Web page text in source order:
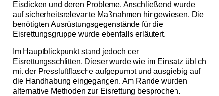
Eisdicken und deren Probleme. Anschließend wurde
auf sicherheitsrelevante Maßnahmen hingewiesen. Die
benötigten Ausrüstungsgegenstände für die
Eisrettungsgruppe wurde ebenfalls erläutert.
Im Hauptblickpunkt stand jedoch der
Eisrettungsschlitten. Dieser wurde wie im Einsatz üblich
mit der Pressluftflasche aufgepumpt und ausgiebig auf
die Handhabung eingegangen. Am Rande wurden
alternative Methoden zur Eisrettung besprochen.